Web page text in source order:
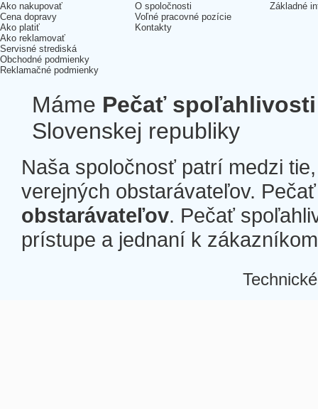
Ako nakupovať
Cena dopravy
Ako platiť
Ako reklamovať
Servisné strediská
Obchodné podmienky
Reklamačné podmienky
O spoločnosti
Voľné pracovné pozície
Kontakty
Základné
Máme Pečať spoľahlivosti
Slovenskej republiky
Naša spoločnosť patrí medzi
verejných obstarávateľov.
obstarávateľov. Pečať
prístupe a jednaní k